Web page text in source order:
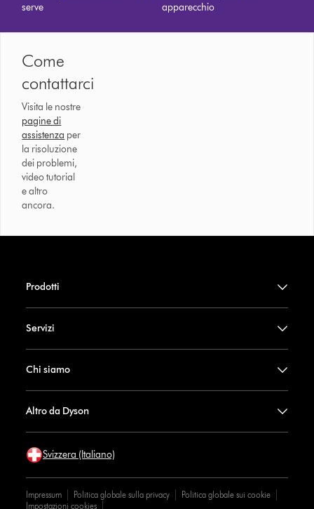
serve
apparecchio
Come
contattarci
Visita le nostre
pagine di
assistenza per
la risoluzione
dei problemi,
video tutorial
e altro
ancora.
Prodotti
Servizi
Chi siamo
Altro da Dyson
Svizzera (Italiano)
Impressum Politica globale sulla privacy
Politica globale sui cookie
Impostazioni cookies